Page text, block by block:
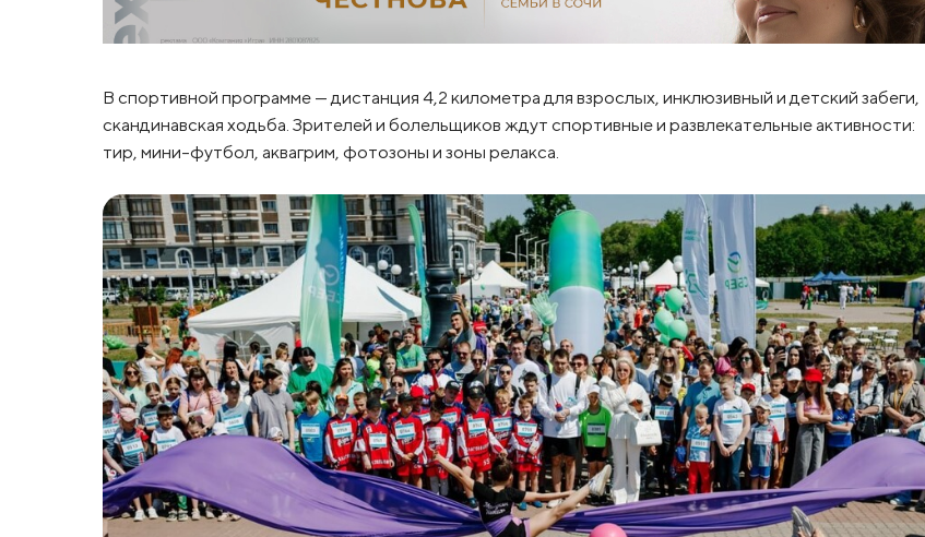
В спортивной программе — дистанция 4,2 километра для взрослых, инклюзивный и детский забеги,
скандинавская ходьба. Зрителей и болельщиков ждут спортивные и развлекательные активности:
тир, мини-футбол, аквагрим, фотозоны и зоны релакса.